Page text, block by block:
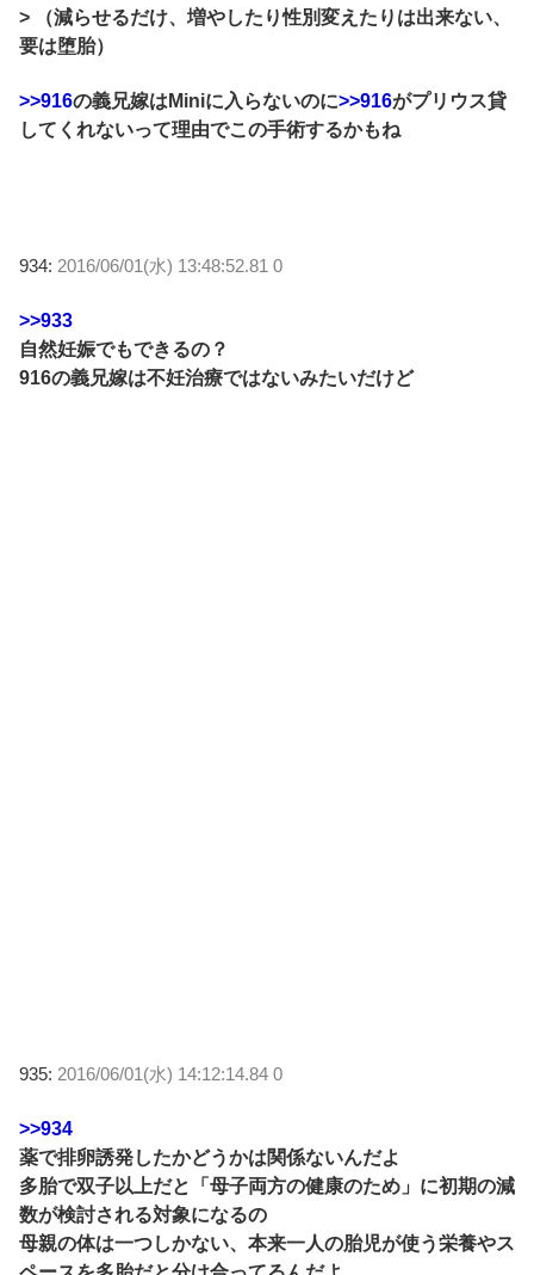
> （減らせるだけ、増やしたり性別変えたりは出来ない、
要は堕胎）
>>916の義兄嫁はMiniに入らないのに>>916がプリウス貸
してくれないって理由でこの手術するかもね
934: 2016/06/01(水) 13:48:52.81 0
>>933
自然妊娠でもできるの？
916の義兄嫁は不妊治療ではないみたいだけど
935: 2016/06/01(水) 14:12:14.84 0
>>934
薬で排卵誘発したかどうかは関係ないんだよ
多胎で双子以上だと「母子両方の健康のため」に初期の減
数が検討される対象になるの
母親の体は一つしかない、本来一人の胎児が使う栄養やス